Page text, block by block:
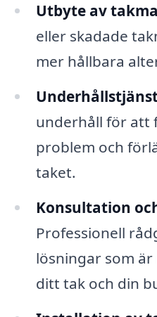
Utbyte av
eller skadade
mer hållbara
underhåll för att
problem och
taket.
Konsultation
Professionell
lösningar som
ditt tak och din